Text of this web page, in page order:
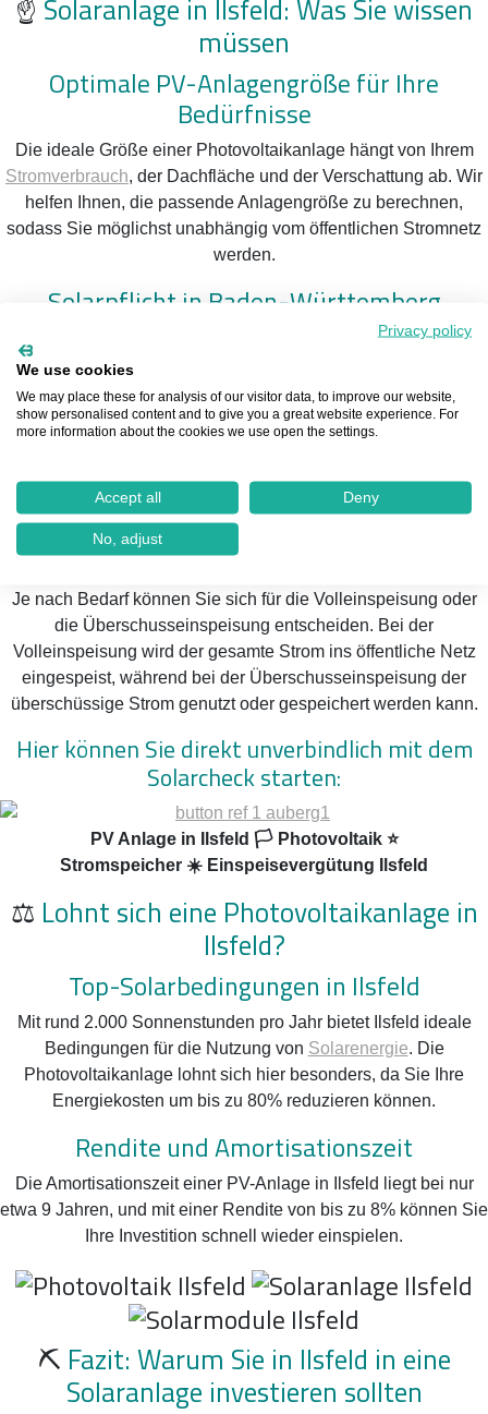
☝️ Solaranlage in Ilsfeld: Was Sie wissen
müssen
Optimale PV-Anlagengröße für Ihre
Bedürfnisse
Die ideale Größe einer Photovoltaikanlage hängt von Ihrem
Stromverbrauch, der Dachfläche und der Verschattung ab. Wir
helfen Ihnen, die passende Anlagengröße zu berechnen,
sodass Sie möglichst unabhängig vom öffentlichen Stromnetz
werden.
Solarpflicht in Baden-Württemberg
Ab dem 1. Mai 2022 gilt in Baden-Württemberg eine
Photovoltaik-Pflicht für Neubauten. Seit dem 1. Januar 2023
betrifft dies auch Sanierungen bestehender Dächer. Diese
Regelung trägt dazu bei, die Klimaneutralität des
Bundeslandes bis 2040 zu erreichen.
Einspeisevergütung und Solarstrom in
Ilsfeld
Volleinspeisung vs. Überschusseinspeisung
Je nach Bedarf können Sie sich für die Volleinspeisung oder
die Überschusseinspeisung entscheiden. Bei der
Volleinspeisung wird der gesamte Strom ins öffentliche Netz
eingespeist, während bei der Überschusseinspeisung der
überschüssige Strom genutzt oder gespeichert werden kann.
Hier können Sie direkt unverbindlich mit dem
Solarcheck starten:
PV Anlage in Ilsfeld 🏳️ Photovoltaik ⭐
Stromspeicher ☀️ Einspeisevergütung Ilsfeld
⚖️ Lohnt sich eine Photovoltaikanlage in
Ilsfeld?
Top-Solarbedingungen in Ilsfeld
Mit rund 2.000 Sonnenstunden pro Jahr bietet Ilsfeld ideale
Bedingungen für die Nutzung von Solarenergie. Die
Photovoltaikanlage lohnt sich hier besonders, da Sie Ihre
Energiekosten um bis zu 80% reduzieren können.
Rendite und Amortisationszeit
Die Amortisationszeit einer PV-Anlage in Ilsfeld liegt bei nur
etwa 9 Jahren, und mit einer Rendite von bis zu 8% können Sie
Ihre Investition schnell wieder einspielen.
⛏️ Fazit: Warum Sie in Ilsfeld in eine
Solaranlage investieren sollten
Privacy policy
We use cookies
We may place these for analysis of our visitor data, to improve our website,
show personalised content and to give you a great website experience. For
more information about the cookies we use open the settings.
Accept all Deny
No, adjust